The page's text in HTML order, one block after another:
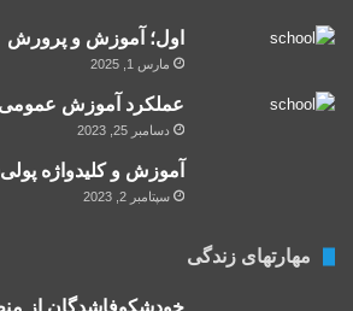
اول؛ آموزش و پرورش
مارس 1, 2025
عملکرد آموزش عمومی
دسامبر 25, 2023
آموزش و کلید‌واژه
سپتامبر 2, 2023
مهارتهای زندگی